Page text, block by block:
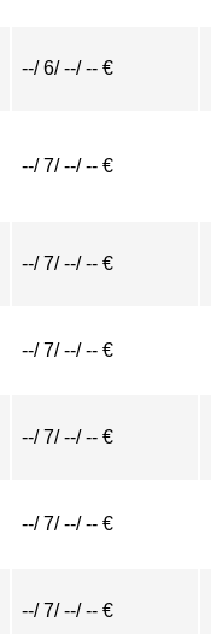
--/ 6/ --/ -- €
--/ 7/ --/ -- €
--/ 7/ --/ -- €
--/ 7/ --/ -- €
--/ 7/ --/ -- €
--/ 7/ --/ -- €
--/ 7/ --/ -- €